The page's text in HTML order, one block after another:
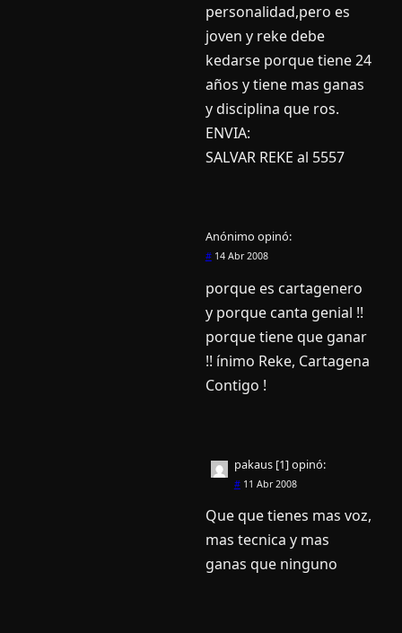
personalidad,pero es
joven y reke debe
kedarse porque tiene 24
años y tiene mas ganas
y disciplina que ros.
ENVIA:
SALVAR REKE al 5557
Anónimo opinó:
#14 Abr 2008
porque es cartagenero
y porque canta genial !!
porque tiene que ganar
!! ínimo Reke, Cartagena
Contigo !
pakaus [1]opinó:
#11 Abr 2008
Que que tienes mas voz,
mas tecnica y mas
ganas que ninguno